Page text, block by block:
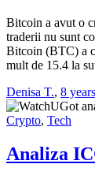
Bitcoin a avut o
traderii nu sunt
Bitcoin (BTC) a
mult de 15.4 la
Denisa T., 8
Crypto, Tech
Analiza